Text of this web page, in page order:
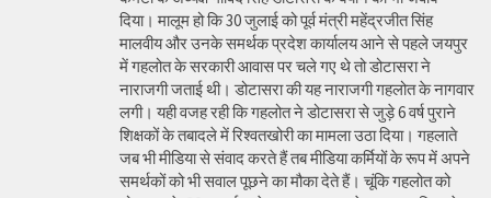
दिया। मालूम हो कि 30 जुलाई को पूर्व मंत्री महेंद्रजीत सिंह
मालवीय और उनके समर्थक प्रदेश कार्यालय आने से पहले जयपुर
में गहलोत के सरकारी आवास पर चले गए थे तो डोटासरा ने
नाराजगी जताई थी। डोटासरा की यह नाराजगी गहलोत के नागवार
लगी। यही वजह रही कि गहलोत ने डोटासरा से जुड़े 6 वर्ष पुराने
शिक्षकों के तबादले में रिश्वतखोरी का मामला उठा दिया। गहलाते
जब भी मीडिया से संवाद करते हैं तब मीडिया कर्मियों के रूप में अपने
समर्थकों को भी सवाल पूछने का मौका देते हैं। चूंकि गहलोत को